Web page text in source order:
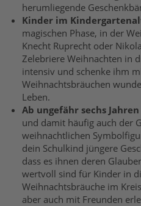
herumliegende
Kinder im
magischen Phase, in der
Knecht Ruprecht oder
Zelebriere Weihnachten in
intensiv und schenke ihm
Weihnachtsbräuchen
Leben.
Ab ungefähr sechs Jahren
und damit häufig auch der
weihnachtlichen
dein Schulkind jüngere
dass es ihnen deren
wertvoll sind für Kinder in
Weihnachtsbräuche im
aber auch mit Freunden